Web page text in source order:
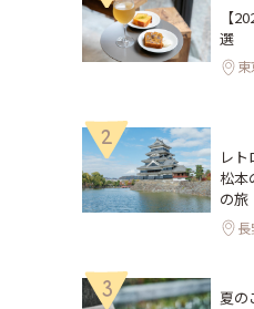
【
選
2
レ
松本
の旅
3
夏の